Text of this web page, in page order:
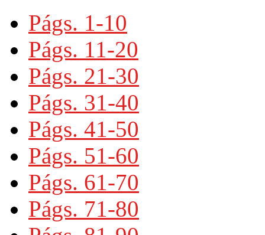
Págs. 1-10
Págs. 11-20
Págs. 21-30
Págs. 31-40
Págs. 41-50
Págs. 51-60
Págs. 61-70
Págs. 71-80